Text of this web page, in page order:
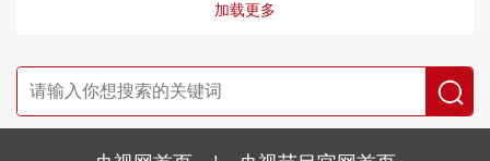
加载更多